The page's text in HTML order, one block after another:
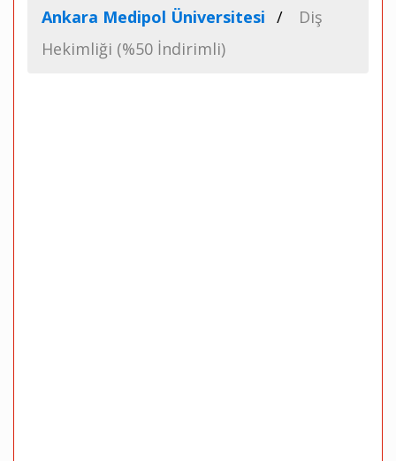
Ankara Medipol Üniversitesi
Diş
Hekimliği (%50 İndirimli)